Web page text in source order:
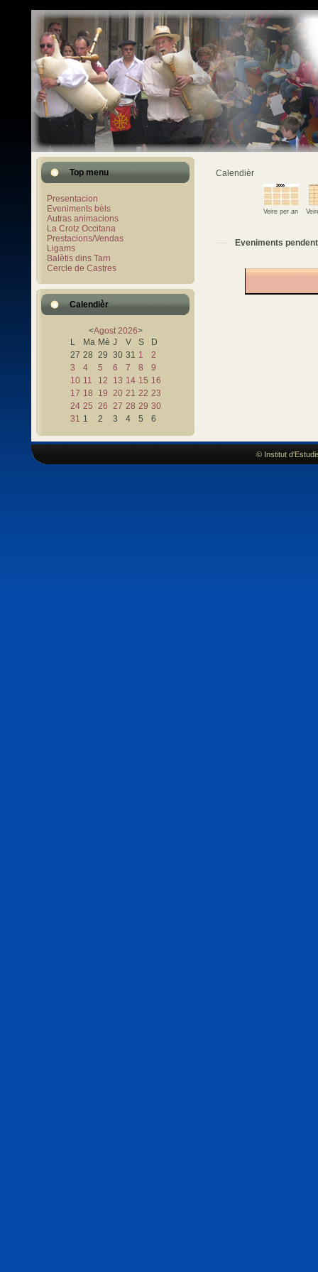
Top menu
Presentacion
Eveniments bèls
Autras animacions
La Crotz Occitana
Prestacions/Vendas
Ligams
Balètis dins Tarn
Cercle de Castres
Calendièr
<Agost 2026>
L
Ma Mè J V S
D
27 28 29 30 31 1
2
3
4 5 6 7 8
9
10 11 12 13 14 15 16
17 18 19 20 21 22 23
24 25 26 27 28 29 30
31 1 2 3 4 5 6
Calendièr
Veire per an
Eveniments pendent
© Institut